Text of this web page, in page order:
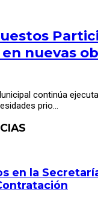
nuevas
continúa
prio…
en la